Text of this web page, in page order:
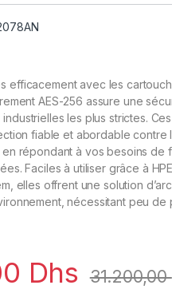
efficacement avec les
AES-256 assure une
les plus strictes.
fiable et abordable contre
répondant à vos besoins de
Faciles à utiliser grâce à
elles offrent une solution
nécessitant peu de
Dhs 31.200,00